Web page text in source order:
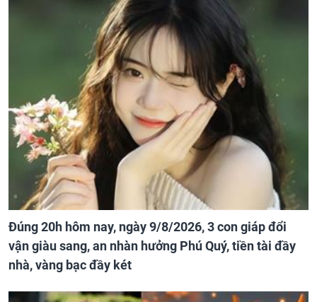
Đúng 20h hôm nay, ngày 9/8/2026, 3 con giáp đổi
vận giàu sang, an nhàn hưởng Phú Quý, tiền tài đầy
nhà, vàng bạc đầy két